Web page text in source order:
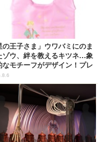
の王子さま」ウワバミにのま
ゾウ、絆を教えるキツネ…象
なモチーフがデザイン！プレ
チャーム&エコバッグ登場